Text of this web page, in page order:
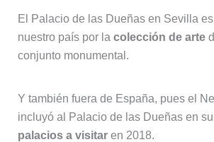
El Palacio de las Dueñas en Sevilla
nuestro país por la colección de arte
conjunto monumental.
Y también fuera de España, pues el
incluyó al Palacio de las Dueñas en su
palacios a visitaren 2018.